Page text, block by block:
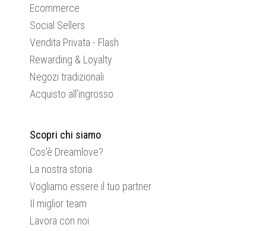
Ecommerce
Social Sellers
Vendita Privata - Flash
Rewarding & Loyalty
Negozi tradizionali
Acquisto all’ingrosso
Scopri chi siamo
Cos'è Dreamlove?
La nostra storia
Vogliamo essere il tuo partner
Il miglior team
Lavora con noi